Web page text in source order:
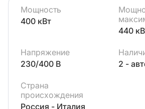
Мощность
400 кВт
440
Напряжение
230/400 В
2 -
Страна
происхождения
Россия - Италия